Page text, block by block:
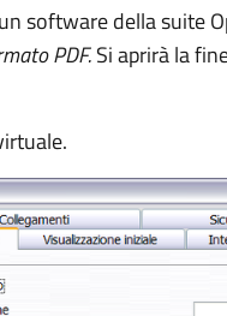
software della suite
PDF.Si aprirà la